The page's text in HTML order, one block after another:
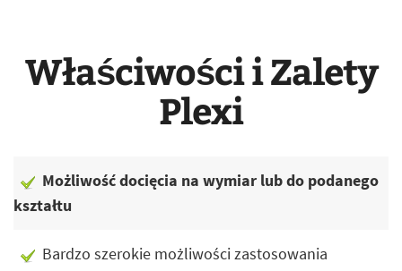
Właściwości i Zalety
Plexi
Możliwość docięcia na wymiar lub do podanego
kształtu
Bardzo szerokie możliwości zastosowania